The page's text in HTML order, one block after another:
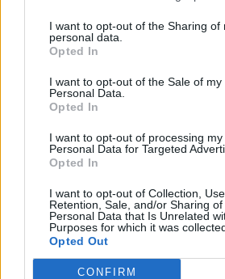
I want to opt-out of the Sharing of
personal data.
Opted In
I want to opt-out of the Sale of my
Personal Data.
Opted In
I want to opt-out of processing my
Personal Data for Targeted
Opted In
I want to opt-out of Collection, Use,
Retention, Sale, and/or Sharing of
Personal Data that Is Unrelated
Purposes for which it was
Opted Out
CONFIRM
Polimoda βρίσκεται στην
εκπαίδευσης στη μόδα και
και 40 χρόνια.
Παράλληλες εκδηλώσεις
Ξεναγήσεις
Ξεναγήσεις στην έκθεση θα
τις παρακάτω μέρες και
18/6, 25/6, 2/7, 9/7, 10/9, ώρα